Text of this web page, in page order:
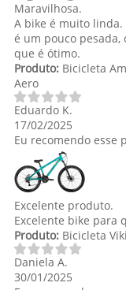
Maravilhosa.
A bike é muito
é um pouco
que é ótimo.
Produto:Bicicleta
Aero
Eduardo K.
17/02/2025
Eu recomendo esse
Excelente produto.
Excelente bike para
Produto:Bicicleta
Daniela A.
30/01/2025